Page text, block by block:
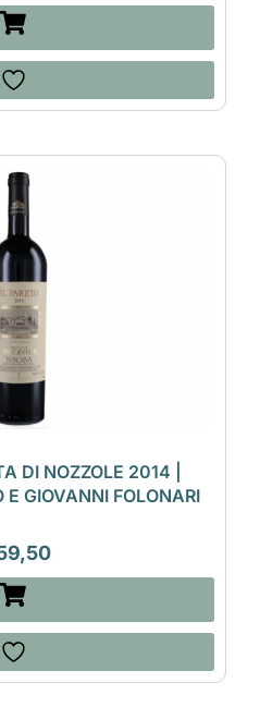
DI NOZZOLE 2014 |
GIOVANNI FOLONARI